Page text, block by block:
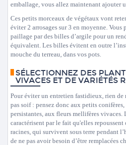
emballage, vous allez maintenant ajouter
Ces petits morceaux de végétaux vont
éviter 2 arrosages sur 3 en moyenne. Vous
paillage par des billes d’argile pour un
équivalent. Les billes évitent en outre
mouche du terreau, dans vos pots.
SÉLECTIONNEZ DES
VIVACES ET DE VARIÉTÉS
Pour éviter un entretien fastidieux, rien de
pas soif : pensez donc aux petits
persistantes, aux fleurs mellifères vivaces.
caractérisent par le fait qu'elles repoussent
racines, qui survivent sous terre pendant
de ne pas avoir besoin d’être remplacées